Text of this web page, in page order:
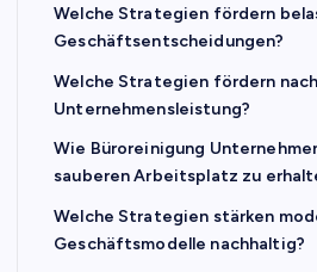
Welche Strategien fördern
Geschäftsentscheidungen?
Welche Strategien fördern
Unternehmensleistung?
Wie Büroreinigung
sauberen Arbeitsplatz zu
Welche Strategien stärken
Geschäftsmodelle nachhaltig?